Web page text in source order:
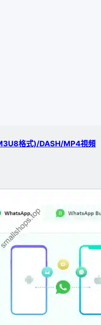
格式)/DASH/MP4視頻